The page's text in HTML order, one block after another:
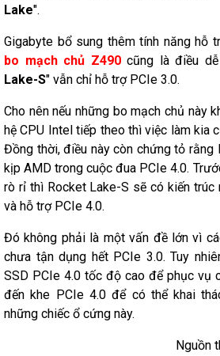
Lake".
Gigabyte bổ sung thêm tính năng hỗ
bo mạch chủ Z490cũng là điều dễ
Lake-S" vẫn chỉ hỗ trợ PCIe 3.0.
Cho nên nếu những bo mạch chủ này
hệ CPU Intel tiếp theo thì việc làm kia
Đồng thời, điều này còn chứng tỏ rằng
kịp AMD trong cuộc đua PCIe 4.0.
rò rỉ thì Rocket Lake-S sẽ có kiến trúc
và hỗ trợ PCIe 4.0.
Đó không phải là một vấn đề lớn vì
chưa tận dụng hết PCIe 3.0. Tuy
SSD PCIe 4.0 tốc độ cao để phục vụ
đến khe PCIe 4.0 để có thể khai
những chiếc ổ cứng này.
Nguồn